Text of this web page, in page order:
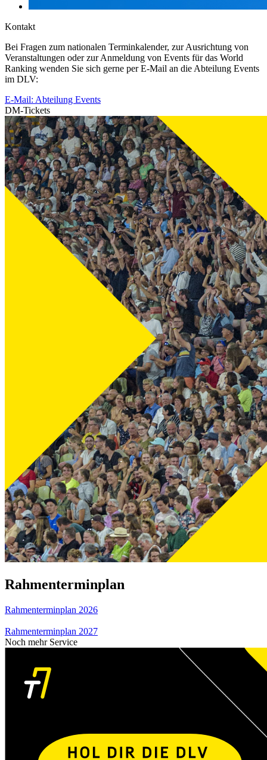
Kontakt
Bei Fragen zum nationalen Terminkalender, zur Ausrichtung von
Veranstaltungen oder zur Anmeldung von Events für das World
Ranking wenden Sie sich gerne per E-Mail an die Abteilung Events
im DLV:
E-Mail: Abteilung Events
DM-Tickets
Rahmenterminplan
Rahmenterminplan 2026
Rahmenterminplan 2027
Noch mehr Service